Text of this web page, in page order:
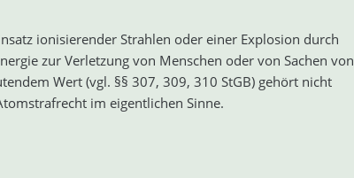
ionisierender Strahlen oder einer Explosion durch
zur Verletzung von Menschen oder von Sachen von
Wert (vgl. §§ 307, 309, 310 StGB) gehört nicht
im eigentlichen Sinne.